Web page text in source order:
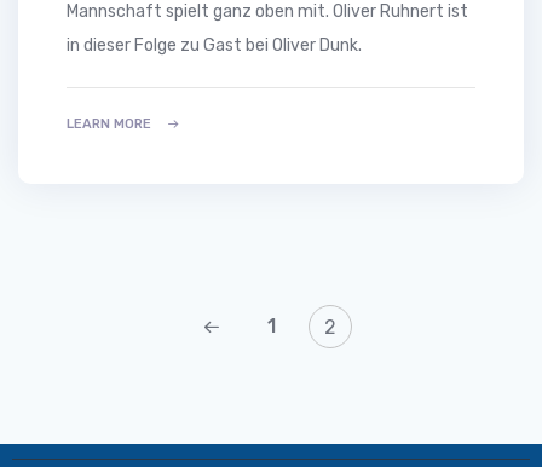
Mannschaft spielt ganz oben mit. Oliver Ruhnert ist
in dieser Folge zu Gast bei Oliver Dunk.
LEARN MORE
1 2